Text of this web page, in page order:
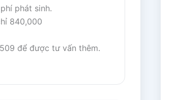
phát sinh.
840,000
để được tư vấn thêm.